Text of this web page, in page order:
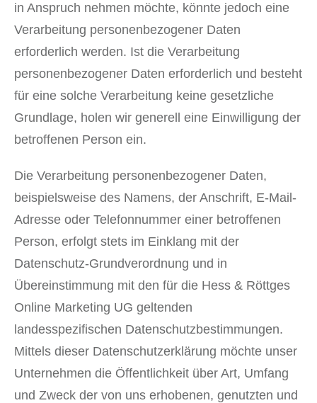
in Anspruch nehmen möchte, könnte jedoch eine
Verarbeitung personenbezogener Daten
erforderlich werden. Ist die Verarbeitung
personenbezogener Daten erforderlich und besteht
für eine solche Verarbeitung keine gesetzliche
Grundlage, holen wir generell eine Einwilligung der
betroffenen Person ein.
Die Verarbeitung personenbezogener Daten,
beispielsweise des Namens, der Anschrift, E-Mail-
Adresse oder Telefonnummer einer betroffenen
Person, erfolgt stets im Einklang mit der
Datenschutz-Grundverordnung und in
Übereinstimmung mit den für die Hess & Röttges
Online Marketing UG geltenden
landesspezifischen Datenschutzbestimmungen.
Mittels dieser Datenschutzerklärung möchte unser
Unternehmen die Öffentlichkeit über Art, Umfang
und Zweck der von uns erhobenen, genutzten und